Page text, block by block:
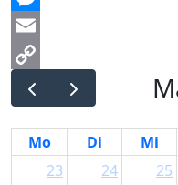
Messenger
Email
Copy
Link
Mo Di Mi
23
24 25